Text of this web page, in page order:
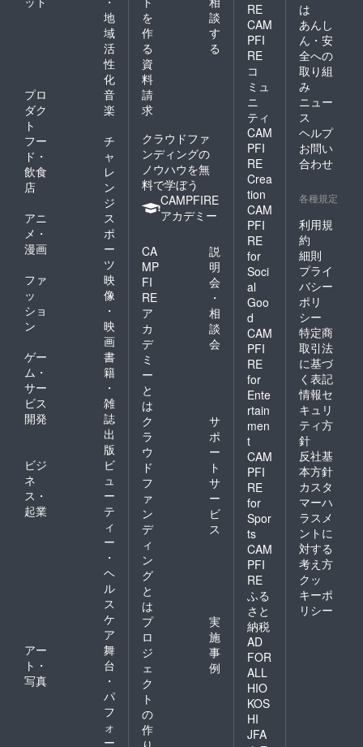
地
域
活
性
化
プロ
ダク
ト
音
楽
フー
ド・
飲食
店
チ
ャ
レ
ン
ジ
アニ
メ・
漫画
ス
ポ
ー
ツ
ファ
ッ
ショ
ン
映
像
・
映
画
ゲー
ム・
サー
ビス
開発
書
籍
・
雑
誌
出
版
ビジ
ネ
ス・
起業
ビ
ュ
ー
テ
ィ
ー
・
ヘ
ル
ス
ケ
ア
アー
ト・
写真
舞
台
・
パ
フ
ォ
ー
を
作
る
談
す
る
資
料
請
求
クラウドファ
ンディングの
ノウハウを無
料で学ぼう
CAMPFIRE
アカデミー
CA
MP
FI
RE
ア
カ
デ
ミ
ー
と
は
説
明
会
・
相
談
会
ク
ラ
ウ
ド
フ
ァ
ン
デ
ィ
ン
グ
と
は
サ
ポ
ー
ト
サ
ー
ビ
ス
プ
ロ
ジ
ェ
ク
ト
の
作
実
施
事
例
RE
CAM
PFI
RE
コ
ミュ
ニ
ティ
CAM
PFI
RE
Crea
tion
CAM
PFI
RE
for
Soci
al
Goo
d
CAM
PFI
RE
for
Ente
rtain
men
t
CAM
PFI
RE
for
Spor
ts
CAM
PFI
RE
ふる
さと
納税
AD
FOR
ALL
HIO
KOS
HI
JFA
は
あんし
ん・安
全への
取り組
み
ニュー
ス
ヘルプ
お問い
合わせ
各種規定
利用規
約
細則
プライ
バシー
ポリ
シー
特定商
取引法
に基づ
く表記
情報セ
キュリ
ティ方
針
反社基
本方針
カスタ
マーハ
ラスメ
ントに
対する
考え方
クッ
キーポ
リシー